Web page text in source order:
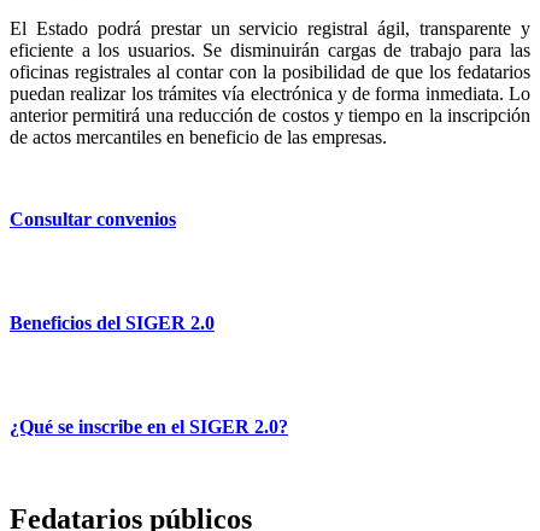
El Estado podrá prestar un servicio registral ágil, transparente y
eficiente a los usuarios. Se disminuirán cargas de trabajo para las
oficinas registrales al contar con la posibilidad de que los fedatarios
puedan realizar los trámites vía electrónica y de forma inmediata. Lo
anterior permitirá una reducción de costos y tiempo en la inscripción
de actos mercantiles en beneficio de las empresas.
Consultar convenios
Beneficios del SIGER 2.0
¿Qué se inscribe en el SIGER 2.0?
Fedatarios públicos